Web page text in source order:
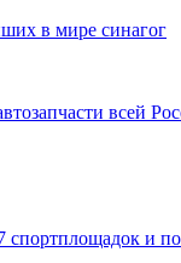
в мире синагог
всей
спортплощадок и